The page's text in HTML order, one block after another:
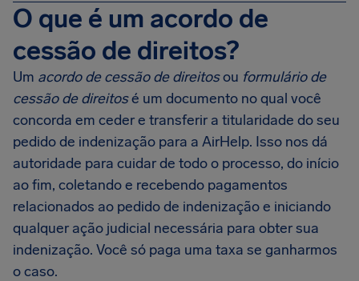
O que é um acordo de
cessão de direitos?
Um acordo de cessão de direitosou formulário de
cessão de direitosé um documento no qual você
concorda em ceder e transferir a titularidade do seu
pedido de indenização para a AirHelp. Isso nos dá
autoridade para cuidar de todo o processo, do início
ao fim, coletando e recebendo pagamentos
relacionados ao pedido de indenização e iniciando
qualquer ação judicial necessária para obter sua
indenização. Você só paga uma taxa se ganharmos
o caso.